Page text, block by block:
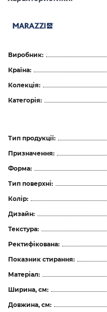
Виробник:
Країна:
Колекція:
Категорія:
Тип продукції:
Призначення:
Форма:
Тип поверхні:
Колір:
Дизайн:
Текстура:
Ректифікована:
Показник стирання:
Матеріал:
Ширина, см:
Довжина, см: